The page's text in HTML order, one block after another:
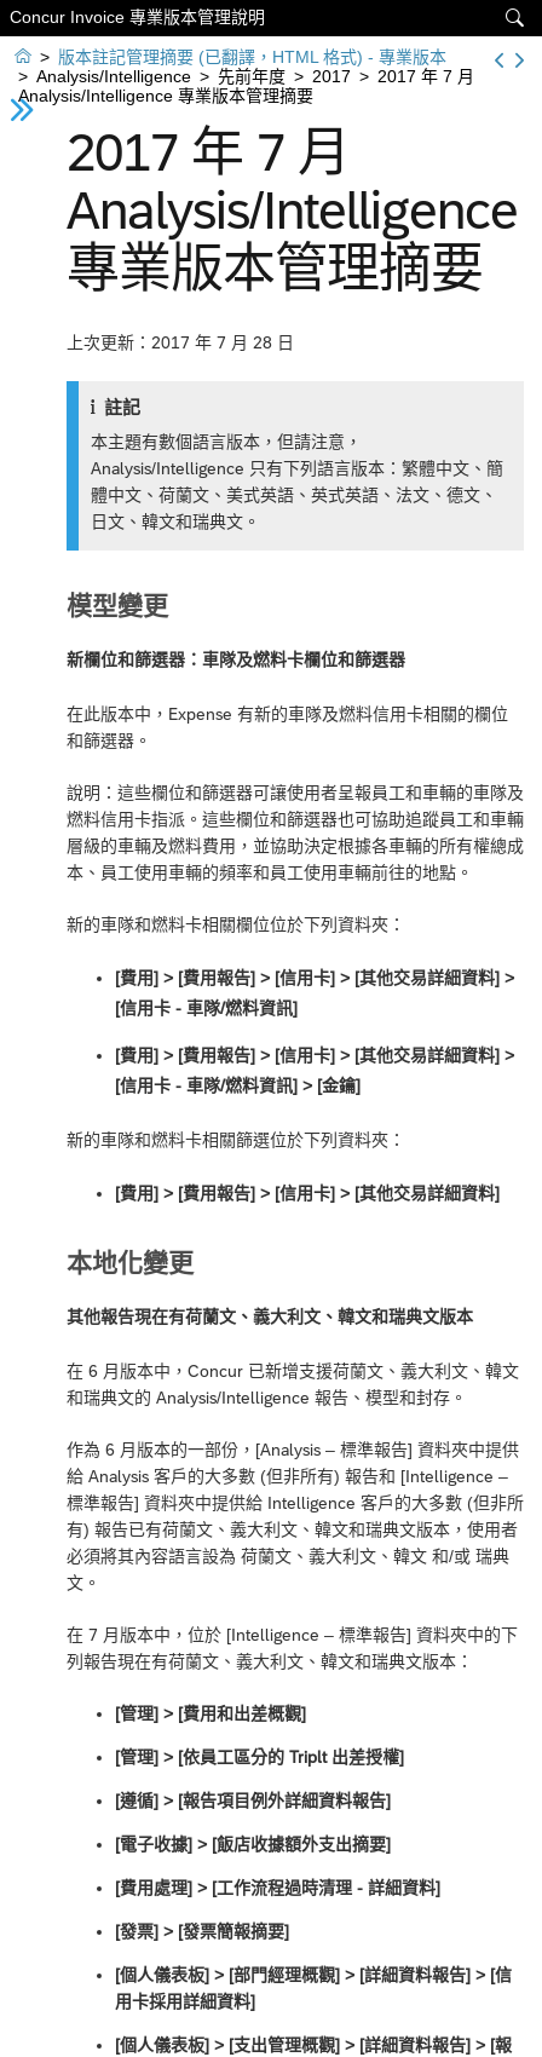

Concur Invoice 專業版本管理說明
 > 版本註記管理摘要 (已翻譯，HTML 格式) - 專業版本
> Analysis/Intelligence > 先前年度 > 2017 > 2017 年 7 月
Analysis/Intelligence 專業版本管理摘要
2017 年 7 月
Analysis/Intelligence
專業版本管理摘要
上次更新：2017 年 7 月 28 日
註記
本主題有數個語言版本，但請注意，
Analysis/Intelligence 只有下列語言版本：繁體中文、簡
體中文、荷蘭文、美式英語、英式英語、法文、德文、
日文、韓文和瑞典文。
模型變更
新欄位和篩選器：車隊及燃料卡欄位和篩選器
在此版本中，Expense 有新的車隊及燃料信用卡相關的欄位
和篩選器。
說明：這些欄位和篩選器可讓使用者呈報員工和車輛的車隊及
燃料信用卡指派。這些欄位和篩選器也可協助追蹤員工和車輛
層級的車輛及燃料費用，並協助決定根據各車輛的所有權總成
本、員工使用車輛的頻率和員工使用車輛前往的地點。
新的車隊和燃料卡相關欄位位於下列資料夾：
[費用] > [費用報告] > [信用卡] > [其他交易詳細資料] >
[信用卡 - 車隊/燃料資訊]
[費用] > [費用報告] > [信用卡] > [其他交易詳細資料] >
[信用卡 - 車隊/燃料資訊] > [金鑰]
新的車隊和燃料卡相關篩選位於下列資料夾：
[費用] > [費用報告] > [信用卡] > [其他交易詳細資料]
本地化變更
其他報告現在有荷蘭文、義大利文、韓文和瑞典文版本
在 6 月版本中，Concur 已新增支援荷蘭文、義大利文、韓文
和瑞典文的 Analysis/Intelligence 報告、模型和封存。
作為 6 月版本的一部份，[Analysis – 標準報告] 資料夾中提供
給 Analysis 客戶的大多數 (但非所有) 報告和 [Intelligence –
標準報告] 資料夾中提供給 Intelligence 客戶的大多數 (但非所
有) 報告已有荷蘭文、義大利文、韓文和瑞典文版本，使用者
必須將其內容語言設為 荷蘭文 、 義大利文 、 韓文 和/或 瑞典
文 。
在 7 月版本中，位於 [Intelligence – 標準報告] 資料夾中的下
列報告現在有荷蘭文、義大利文、韓文和瑞典文版本：
[管理] > [費用和出差概觀]
[管理] > [依員工區分的 Triplt 出差授權]
[遵循] > [報告項目例外詳細資料報告]
[電子收據] > [飯店收據額外支出摘要]
[費用處理] > [工作流程過時清理 - 詳細資料]
[發票] > [發票簡報摘要]
[個人儀表板] > [部門經理概觀] > [詳細資料報告] > [信
用卡採用詳細資料]
[個人儀表板] > [支出管理概觀] > [詳細資料報告] > [報